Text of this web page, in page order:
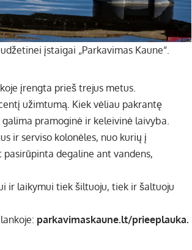
įstaigai „Parkavimas Kaune“.
įrengta prieš trejus metus.
užimtumą. Kiek vėliau pakrantę
pramoginė ir keleivinė laivyba.
ir serviso kolonėles, nuo kurių į
degaline ant vandens,
ir laikymui tiek šiltuoju, tiek ir šaltuoju
parkavimaskaune.lt/prieeplauka.